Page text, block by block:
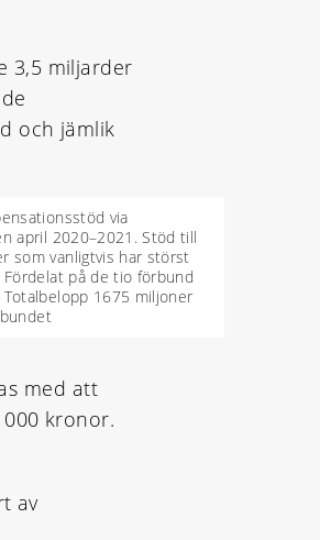
3,5 miljarder
och jämlik
via
april 2020–2021. Stöd till
som vanligtvis har störst
på de tio förbund
1675 miljoner
med att
kronor.
av